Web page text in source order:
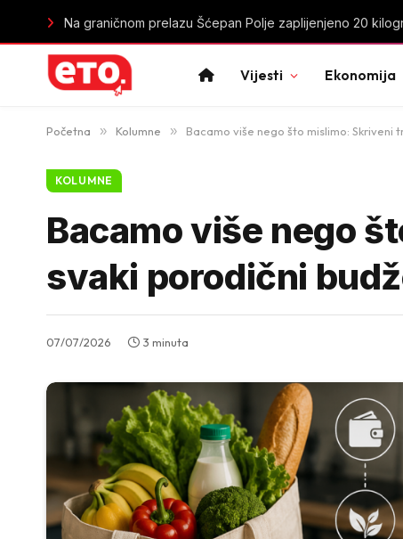
„Mortal Kombat II“ stiže na HBO Max: Nova borba počinje
Vijesti Ekonomija
Početna » Kolumne » Bacamo više nego što mislimo:
KOLUMNE
Bacamo više nego
svaki porodični
07/07/2026 3 minuta